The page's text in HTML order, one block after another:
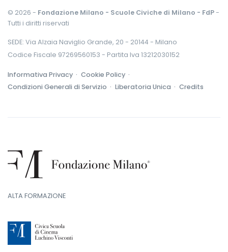
© 2026 - Fondazione Milano - Scuole Civiche di Milano - FdP-
Tutti i diritti riservati
SEDE: Via Alzaia Naviglio Grande, 20 - 20144 - Milano
Codice Fiscale 97269560153 - Partita Iva 13212030152
Informativa Privacy · Cookie Policy ·
Condizioni Generali di Servizio · Liberatoria Unica · Credits
ALTA FORMAZIONE